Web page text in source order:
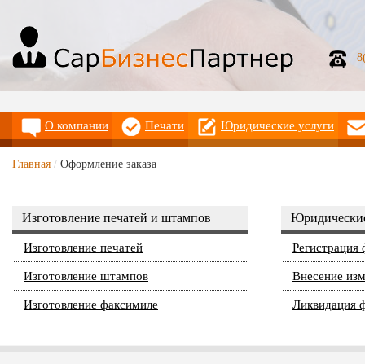
О компании Печати Юридические услуги
Главная / Оформление заказа
Изготовление печатей и штампов
Изготовление печатей
Изготовление штампов
Изготовление факсимиле
Регистрация
Внесение
Ликвидация